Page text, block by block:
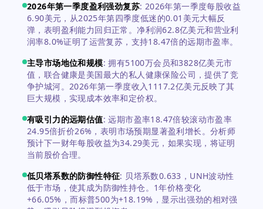
2026年第一季度盈利强劲复苏: 2026年第一季度每股收益
6.90美元，从2025年第四季度低迷的0.01美元大幅反
弹，表明盈利能力回归正常。净利润62.8亿美元和营业利
润率8.0%证明了运营复苏，支持18.47倍的远期市盈率。
主导市场地位和规模:拥有5100万会员和3828亿美元市
值，联合健康是美国最大的私人健康保险公司，提供了竞
争护城河。2026年第一季度收入1117.2亿美元反映了其
巨大规模，实现成本效率和定价权。
有吸引力的远期估值:远期市盈率18.47倍较滚动市盈率
24.95倍折价26%，表明市场预期显著盈利增长。分析师
预计下一财年每股收益为34.29美元，如果实现，将证明
当前股价合理。
低贝塔系数的防御性特征: 贝塔系数0.633，UNH波动性
低于市场，使其成为防御性持仓。1年价格变化
+66.05%，而标普500为+18.19%，显示出强劲的相对强